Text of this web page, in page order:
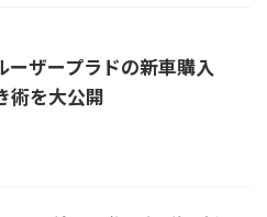
ーザープラドの新車購入
術を大公開